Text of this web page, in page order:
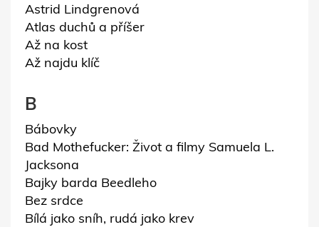
Astrid Lindgrenová
Atlas duchů a příšer
Až na kost
Až najdu klíč
B
Bábovky
Bad Mothefucker: Život a filmy Samuela L.
Jacksona
Bajky barda Beedleho
Bez srdce
Bílá jako sníh, rudá jako krev